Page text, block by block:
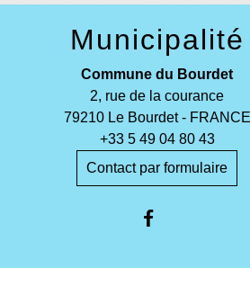
Municipalité
Commune du Bourdet
2, rue de la courance
79210 Le Bourdet - FRANCE
+33 5 49 04 80 43
Contact par formulaire